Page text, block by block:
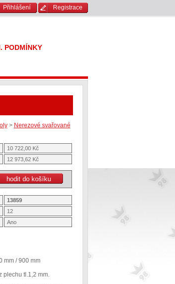
Přihlášení Registrace
PODMÍNKY
> Nerezové svařované
10 722,00 Kč
12 973,62 Kč
13859
12
Ano
mm / 900 mm
plechu tl.1,2 mm.